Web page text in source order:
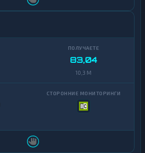
83,04
10,3 M